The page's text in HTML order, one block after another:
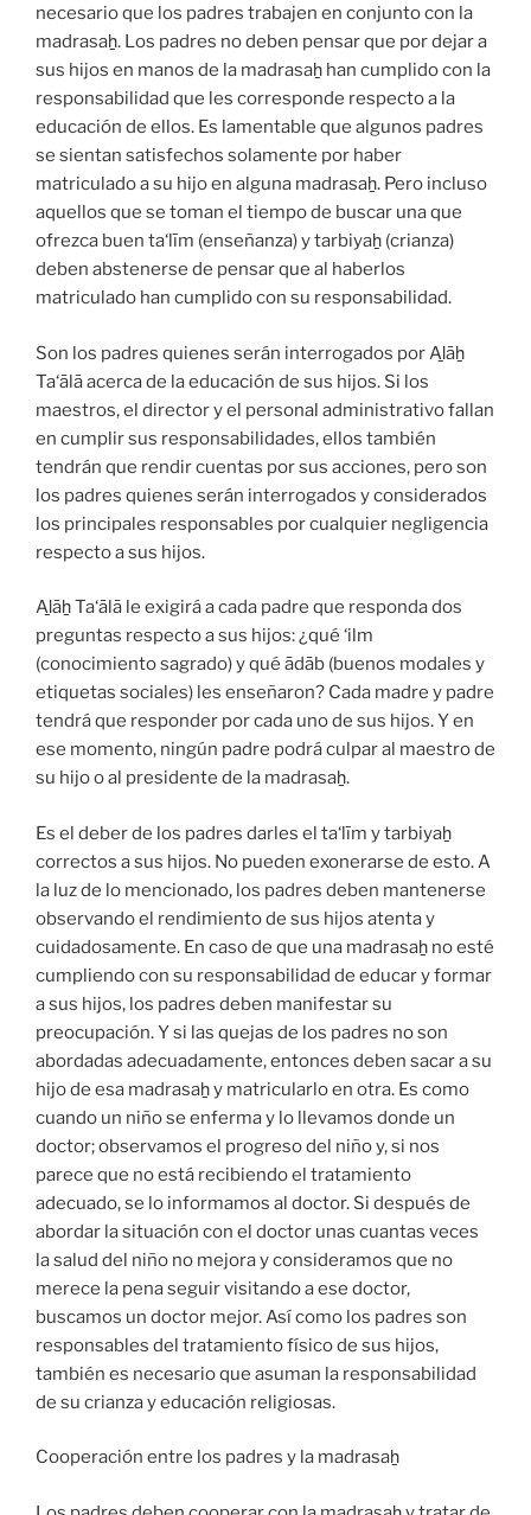
necesario que los padres trabajen en conjunto con la
madrasaẖ. Los padres no deben pensar que por dejar a
sus hijos en manos de la madrasaẖ han cumplido con la
responsabilidad que les corresponde respecto a la
educación de ellos. Es lamentable que algunos padres
se sientan satisfechos solamente por haber
matriculado a su hijo en alguna madrasaẖ. Pero incluso
aquellos que se toman el tiempo de buscar una que
ofrezca buen ta‘līm (enseñanza) y tarbiyaẖ (crianza)
deben abstenerse de pensar que al haberlos
matriculado han cumplido con su responsabilidad.
Son los padres quienes serán interrogados por Aḻāẖ
Ta‘ālā acerca de la educación de sus hijos. Si los
maestros, el director y el personal administrativo fallan
en cumplir sus responsabilidades, ellos también
tendrán que rendir cuentas por sus acciones, pero son
los padres quienes serán interrogados y considerados
los principales responsables por cualquier negligencia
respecto a sus hijos.
Aḻāẖ Ta‘ālā le exigirá a cada padre que responda dos
preguntas respecto a sus hijos: ¿qué ‘ilm
(conocimiento sagrado) y qué ādāb (buenos modales y
etiquetas sociales) les enseñaron? Cada madre y padre
tendrá que responder por cada uno de sus hijos. Y en
ese momento, ningún padre podrá culpar al maestro de
su hijo o al presidente de la madrasaẖ.
Es el deber de los padres darles el ta‘līm y tarbiyaẖ
correctos a sus hijos. No pueden exonerarse de esto. A
la luz de lo mencionado, los padres deben mantenerse
observando el rendimiento de sus hijos atenta y
cuidadosamente. En caso de que una madrasaẖ no esté
cumpliendo con su responsabilidad de educar y formar
a sus hijos, los padres deben manifestar su
preocupación. Y si las quejas de los padres no son
abordadas adecuadamente, entonces deben sacar a su
hijo de esa madrasaẖ y matricularlo en otra. Es como
cuando un niño se enferma y lo llevamos donde un
doctor; observamos el progreso del niño y, si nos
parece que no está recibiendo el tratamiento
adecuado, se lo informamos al doctor. Si después de
abordar la situación con el doctor unas cuantas veces
la salud del niño no mejora y consideramos que no
merece la pena seguir visitando a ese doctor,
buscamos un doctor mejor. Así como los padres son
responsables del tratamiento físico de sus hijos,
también es necesario que asuman la responsabilidad
de su crianza y educación religiosas.
Cooperación entre los padres y la madrasaẖ